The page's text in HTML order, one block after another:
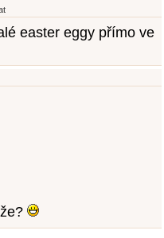
easter eggy přímo ve